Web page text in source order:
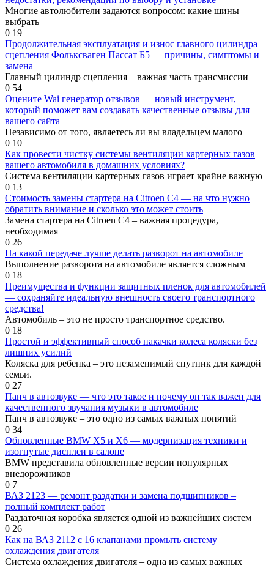
Многие автолюбители задаются вопросом: какие шины
выбрать
0 19
Продолжительная эксплуатация и износ главного цилиндра
сцепления Фольксваген Пассат Б5 — причины, симптомы и
замена
Главный цилиндр сцепления – важная часть трансмиссии
0 54
Оцените Wai генератор отзывов — новый инструмент,
который поможет вам создавать качественные отзывы для
вашего сайта
Независимо от того, являетесь ли вы владельцем малого
0 10
Как провести чистку системы вентиляции картерных газов
вашего автомобиля в домашних условиях?
Система вентиляции картерных газов играет крайне важную
0 13
Стоимость замены стартера на Citroen C4 — на что нужно
обратить внимание и сколько это может стоить
Замена стартера на Citroen С4 – важная процедура,
необходимая
0 26
На какой передаче лучше делать разворот на автомобиле
Выполнение разворота на автомобиле является сложным
0 18
Преимущества и функции защитных пленок для автомобилей
— сохраняйте идеальную внешность своего транспортного
средства!
Автомобиль – это не просто транспортное средство.
0 18
Простой и эффективный способ накачки колеса коляски без
лишних усилий
Коляска для ребенка – это незаменимый спутник для каждой
семьи.
0 27
Панч в автозвуке — что это такое и почему он так важен для
качественного звучания музыки в автомобиле
Панч в автозвуке – это одно из самых важных понятий
0 34
Обновленные BMW X5 и X6 — модернизация техники и
изогнутые дисплеи в салоне
BMW представила обновленные версии популярных
внедорожников
0 7
ВАЗ 2123 — ремонт раздатки и замена подшипников –
полный комплект работ
Раздаточная коробка является одной из важнейших систем
0 26
Как на ВАЗ 2112 с 16 клапанами промыть систему
охлаждения двигателя
Система охлаждения двигателя – одна из самых важных